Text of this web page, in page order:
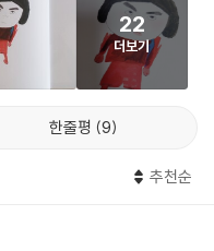
자신만의 공간에 숨어 타임
의 말을 하는 것처럼 누군가
처럼 긍정적인 감정으로 대체
행동들이에요.
니면 새로운 방법을 발명해 낼
도 좋은 방법이에요. 우리 아
22
더보기
한줄평 9
추천순